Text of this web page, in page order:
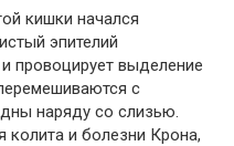
кишки начался
эпителий
провоцирует выделение
с
наряду со слизью.
колита и болезни Крона,